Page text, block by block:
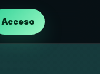
Acceso